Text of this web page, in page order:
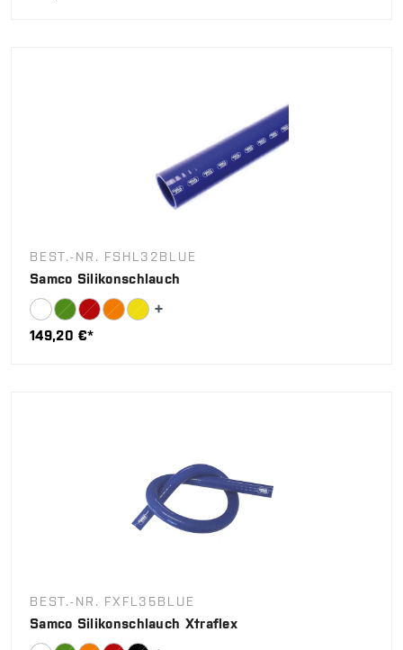
BEST.-NR. FSHL32BLUE
Samco Silikonschlauch
149,20 €*
BEST.-NR. FXFL35BLUE
Samco Silikonschlauch Xtraflex